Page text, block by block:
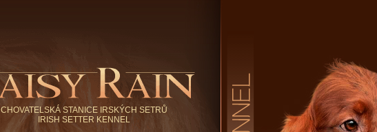
CHOVATELSKÁ STANICE IRSKÝCH SETRŮ
IRISH SETTER KENNEL